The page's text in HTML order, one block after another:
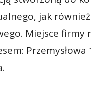
jak również
Miejsce firmy
Przemysłowa